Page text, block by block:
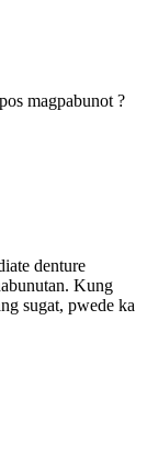
magpabunot ?
denture
Kung
sugat, pwede ka